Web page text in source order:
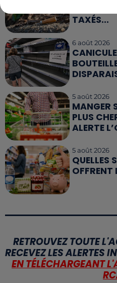
TAXÉS...
6 août 2026
5 août 2026
MANGER
PLUS
ALERTE
5 août 2026
QUELLES
OFFRENT
RETROUVEZ TOUTE
RECEVEZ LES ALERTES
EN TÉLÉCHARGEANT